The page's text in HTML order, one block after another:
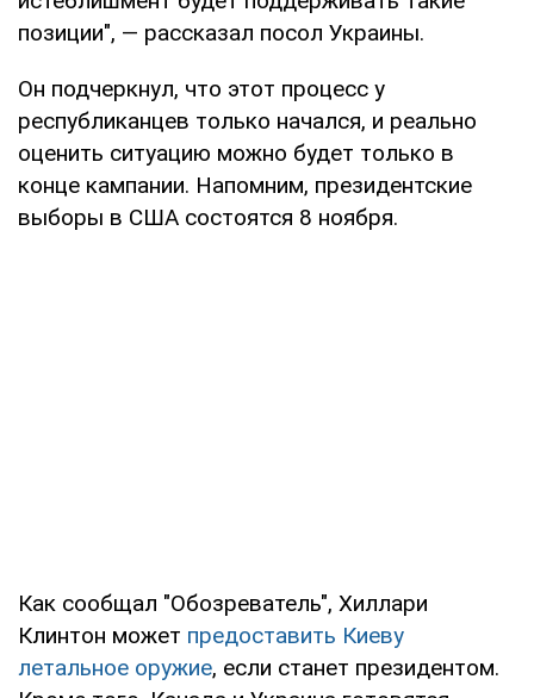
позиции", — рассказал посол Украины.
Он подчеркнул, что этот процесс у
республиканцев только начался, и реально
оценить ситуацию можно будет только в
конце кампании. Напомним, президентские
выборы в США состоятся 8 ноября.
Как сообщал "Обозреватель", Хиллари
Клинтон может предоставить Киеву
летальное оружие, если станет президентом.